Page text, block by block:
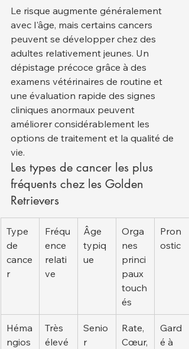
Le risque augmente généralement
avec l'âge, mais certains cancers
peuvent se développer chez des
adultes relativement jeunes. Un
dépistage précoce grâce à des
examens vétérinaires de routine et
une évaluation rapide des signes
cliniques anormaux peuvent
améliorer considérablement les
options de traitement et la qualité de
vie.
Les types de cancer les plus
fréquents chez les Golden
Retrievers
Type
de
cance
r
Fréqu
ence
relati
ve
Âge
typiq
ue
Orga
nes
princi
paux
touch
és
Pron
ostic
Héma
ngios
Très
élevé
Senio
r
Rate,
Cœur,
Gard
é à